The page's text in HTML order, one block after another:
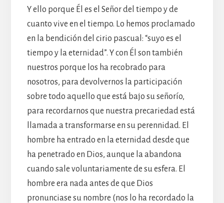
Y ello porque Él es el Señor del tiempo y de
cuanto vive en el tiempo. Lo hemos proclamado
en la bendición del cirio pascual: “suyo es el
tiempo y la eternidad”. Y con Él son también
nuestros porque los ha recobrado para
nosotros, para devolvernos la participación
sobre todo aquello que está bajo su señorío,
para recordarnos que nuestra precariedad está
llamada a transformarse en su perennidad. El
hombre ha entrado en la eternidad desde que
ha penetrado en Dios, aunque la abandona
cuando sale voluntariamente de su esfera. El
hombre era nada antes de que Dios
pronunciase su nombre (nos lo ha recordado la